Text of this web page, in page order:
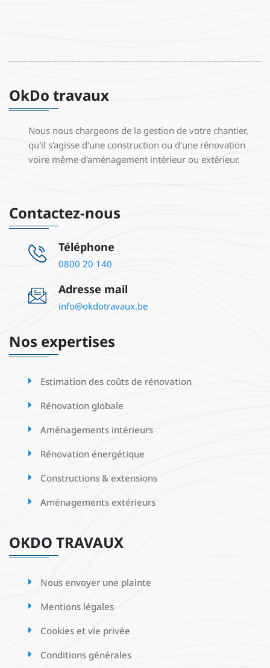
OkDo travaux
Nous nous chargeons de la gestion de votre chantier,
qu'il s'agisse d'une construction ou d'une rénovation
voire même d'aménagement intérieur ou extérieur.
Contactez-nous
Téléphone
0800 20 140
Adresse mail
info@okdotravaux.be
Nos expertises
Estimation des coûts de rénovation
Rénovation globale
Aménagements intérieurs
Rénovation énergétique
Constructions & extensions
Aménagements extérieurs
OKDO TRAVAUX
Nous envoyer une plainte
Mentions légales
Cookies et vie privée
Conditions générales